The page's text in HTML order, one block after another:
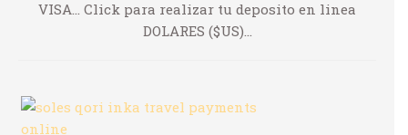
VISA... Click para realizar tu deposito en linea
DOLARES ($US)...